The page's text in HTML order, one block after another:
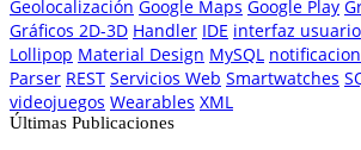
Geolocalización Google Maps Google Play
Gráficos 2D-3D Handler IDE interfaz usuario
Lollipop Material Design MySQL
Parser REST Servicios Web Smartwatches
videojuegos Wearables XML
Últimas Publicaciones